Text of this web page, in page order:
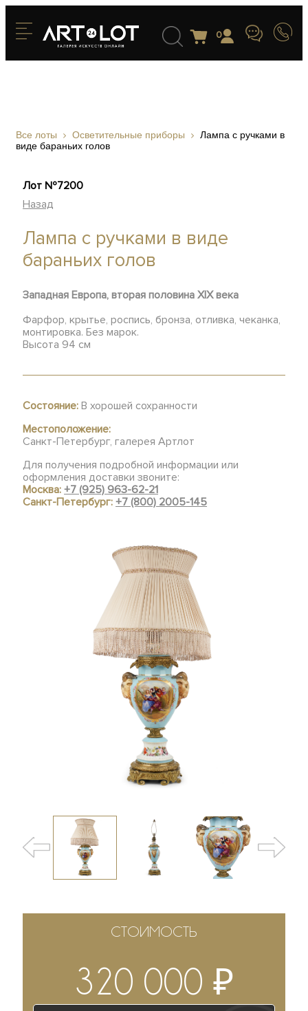
0
Все лоты Осветительные приборы
Лампа с ручками в
виде бараньих голов
Лот №7200
Назад
Лампа с ручками в виде
бараньих голов
Западная Европа, вторая половина XIX века
Фарфор, крытье, роспись, бронза, отливка, чеканка,
монтировка. Без марок.
Высота 94 см
Состояние: В хорошей сохранности
Местоположение:
Санкт-Петербург, галерея Артлот
Для получения подробной информации или
оформления доставки звоните:
Москва:+7 (925) 963-62-21
Санкт-Петербург:+7 (800) 2005-145
СТОИМОСТЬ
320 000 ₽